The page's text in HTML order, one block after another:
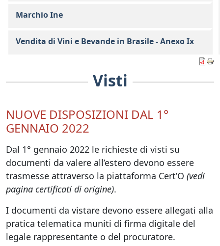
Visti
NUOVE DISPOSIZIONI DAL 1°
GENNAIO 2022
Dal 1° gennaio 2022 le richieste di visti su
documenti da valere all’estero devono essere
trasmesse attraverso la piattaforma Cert’O (vedi
pagina certificati di origine).
I documenti da vistare devono essere allegati alla
pratica telematica muniti di firma digitale del
legale rappresentante o del procuratore.
Marchio Ine
Vendita di Vini e Bevande in Brasile - Anexo Ix